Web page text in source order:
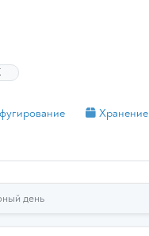
Хранение
день